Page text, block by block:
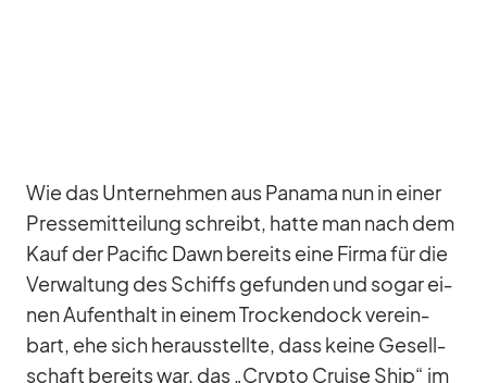
Wie das Un­ter­neh­men aus Pa­nama nun in ei­ner
Pres­se­mit­tei­lung schreibt, hatte man nach dem
Kauf der Pa­ci­fic Dawn be­reits eine Firma für die
Ver­wal­tung des Schiffs ge­fun­den und so­gar ei­
nen Auf­ent­halt in ei­nem Tro­cken­dock ver­ein­
bart, ehe sich her­aus­stellte, dass keine Ge­sell­
schaft be­reits war, das „Crypto Cruise Ship“ im